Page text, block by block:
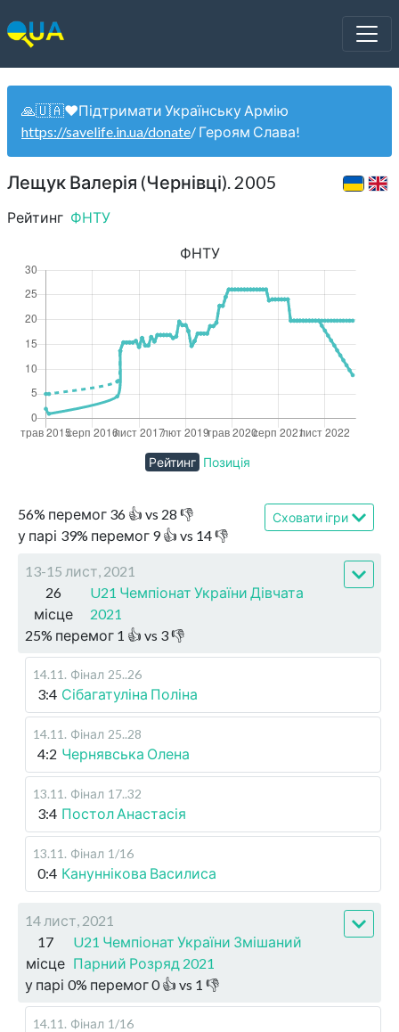
🙏🇺🇦❤️Підтримати Українську Армію
https://savelife.in.ua/donate/ Героям Слава!
Лещук Валерія (Чернівці). 2005
Рейтинг ФНТУ
56% перемог 36 👍 vs 28 👎
у парі 39% перемог 9👍 vs 14👎
Сховати ігри
13-15 лист, 2021
26
місце
U21 Чемпіонат України Дівчата
2021
25% перемог 1 👍 vs 3👎
14.11 . Фінал 25..26
3:4 Сібагатуліна Поліна
14.11 . Фінал 25..28
4:2 Чернявська Олена
13.11 . Фінал 17..32
3:4 Постол Анастасія
13.11 . Фінал 1/16
0:4 Кануннікова Василиса
14 лист, 2021
17
місце
U21 Чемпіонат України Змішаний
Парний Розряд 2021
у парі 0% перемог0👍 vs 1 👎
14.11 . Фінал 1/16
ФНТУ
Рейтинг Позиція